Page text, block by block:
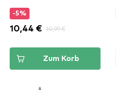
-5%
10,44 € 10,99 €
Zum Korb